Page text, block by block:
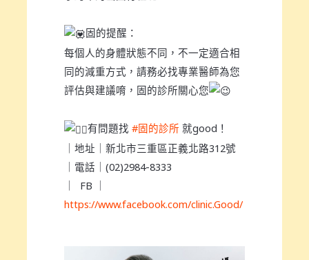
固的提醒：
每個人的身體狀態不同，不一定適合相
同的減重方式，請務必找專業醫師為您
評估與建議唷，固的診所關心您
有問題找 #固的診所 就good！
｜地址｜新北市三重區正義北路312號
｜電話｜(02)2984-8333
｜ FB ｜
https://www.facebook.com/clinic.Good/